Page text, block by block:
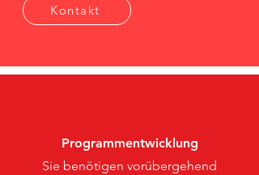
Kontakt
Programmentwicklung
Sie benötigen vorübergehend